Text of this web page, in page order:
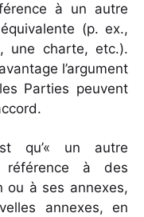
à un autre
(p. ex.,
une charte, etc.).
l’argument
Parties peuvent
qu’« un autre
à des
ou à ses annexes,
annexes, en